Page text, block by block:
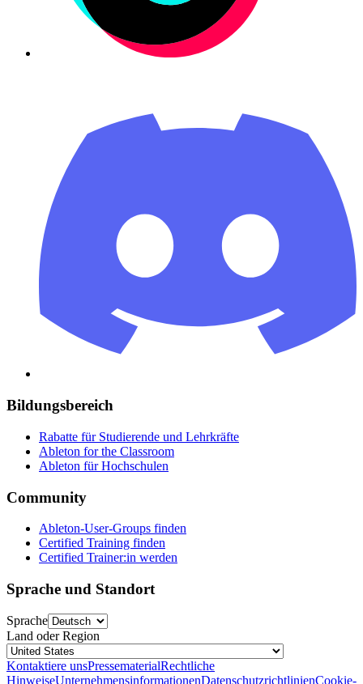
Bildungsbereich
Rabatte für Studierende und Lehrkräfte
Ableton for the Classroom
Ableton für Hochschulen
Community
Ableton-User-Groups finden
Certified Training finden
Certified Trainer:in werden
Sprache und Standort
Sprache
Land oder Region
Kontaktiere unsPressematerialRechtliche
HinweiseUnternehmensinformationenDatenschutzrichtlinienCookie-